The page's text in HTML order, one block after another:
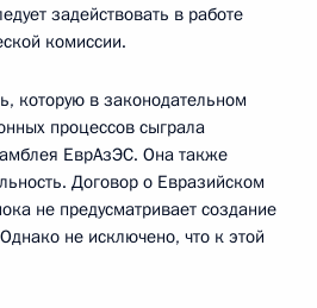
задействовать в работе
комиссии.
которую в законодательном
процессов сыграла
ЕврАзЭС. Она также
Договор о Евразийском
не предусматривает создание
не исключено, что к этой